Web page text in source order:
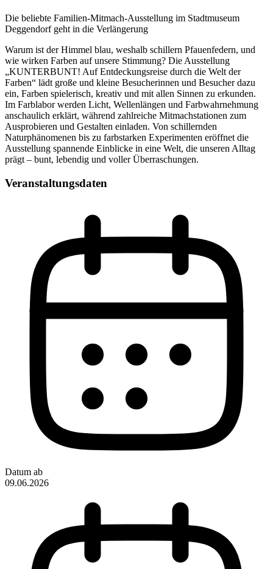
Die beliebte Familien-Mitmach-Ausstellung im Stadtmuseum
Deggendorf geht in die Verlängerung
Warum ist der Himmel blau, weshalb schillern Pfauenfedern, und
wie wirken Farben auf unsere Stimmung? Die Ausstellung
„KUNTERBUNT! Auf Entdeckungsreise durch die Welt der
Farben“ lädt große und kleine Besucherinnen und Besucher dazu
ein, Farben spielerisch, kreativ und mit allen Sinnen zu erkunden.
Im Farblabor werden Licht, Wellenlängen und Farbwahrnehmung
anschaulich erklärt, während zahlreiche Mitmachstationen zum
Ausprobieren und Gestalten einladen. Von schillernden
Naturphänomenen bis zu farbstarken Experimenten eröffnet die
Ausstellung spannende Einblicke in eine Welt, die unseren Alltag
prägt – bunt, lebendig und voller Überraschungen.
Veranstaltungsdaten
Datum ab
09.06.2026